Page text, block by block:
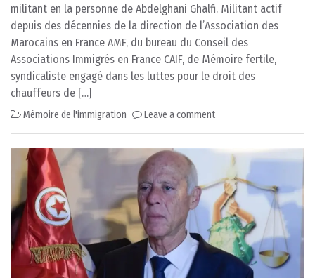
militant en la personne de Abdelghani Ghalfi. Militant actif
depuis des décennies de la direction de l’Association des
Marocains en France AMF, du bureau du Conseil des
Associations Immigrés en France CAIF, de Mémoire fertile,
syndicaliste engagé dans les luttes pour le droit des
chauffeurs de […]
Mémoire de l'immigration Leave a comment